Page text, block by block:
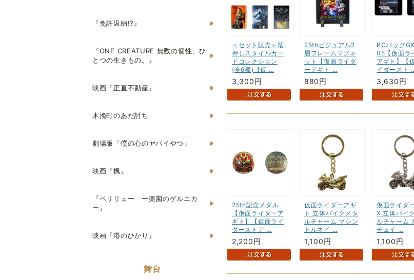
＜セット販売＞箔
押しスタイルカー
ドコレクション
(全6種)【仮 …
3,300円
25thビジュアル2
層フレームマグネ
ット【仮面ライダ
ーアギト …
880円
PCバッグ
05【仮面ラ
アギト】【
イダースト
3,630円
25th記念メダル
【仮面ライダーア
ギト】【仮面ライ
ダーストア …
2,200円
仮面ライダーアギ
ト 立体バイクメタ
ルチャーム マシン
トルネイ …
1,100円
仮面ライダ
X 立体バイ
ルチャーム
チェイ …
1,100円
『免許返納!?』
『ONE CREATURE 無数の個性、ひ
とつの生きもの。』
映画『正直不動産』
木挽町のあだ討ち
劇場版「僕の心のヤバイやつ」
映画『楓』
『ペリリュー ー楽園のゲルニカ
ー』
映画『港のひかり』
舞台